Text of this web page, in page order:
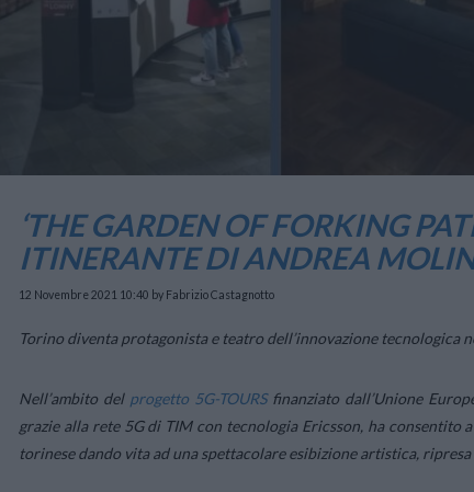
‘THE GARDEN OF FORKING
ITINERANTE DI ANDREA
12 Novembre 2021 10:40 by Fabrizio Castagnotto
Torino diventa protagonista e teatro dell’innovazione
Nell’ambito del progetto 5G-TOURSfinanziato dall’Unione
grazie alla rete 5G di TIM con tecnologia Ericsson, ha
torinese dando vita ad una spettacolare esibizione artistica,